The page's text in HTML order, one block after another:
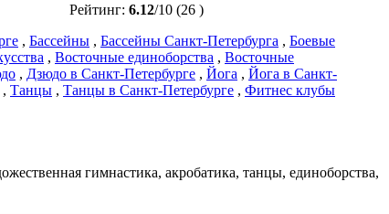
Рейтинг: 6.12/10 (26 )
, Бассейны , Бассейны Санкт-Петербурга , Боевые
, Восточные единоборства , Восточные
, Дзюдо в Санкт-Петербурге , Йога , Йога в Санкт-
, Танцы , Танцы в Санкт-Петербурге , Фитнес клубы
гимнастика, акробатика, танцы, единоборства,